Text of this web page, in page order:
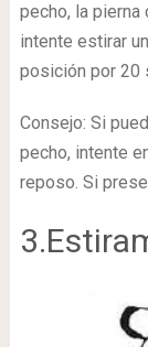
pecho, la pierna
intente estirar
posición por 20
Consejo: Si
pecho, intente
reposo. Si